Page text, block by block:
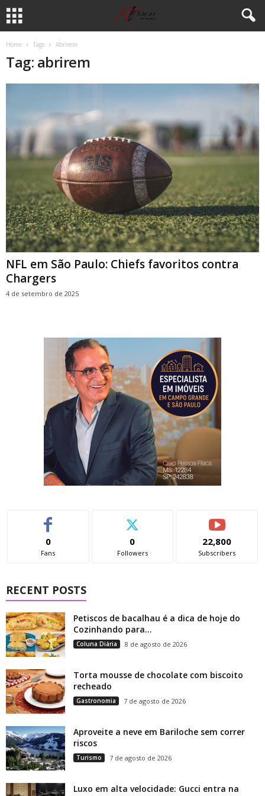
Home Tags Abrirem
Tag: abrirem
NFL em São Paulo: Chiefs favoritos contra
Chargers
4 de setembro de 2025
0
Fans
0
Followers
22,800
Subscribers
RECENT POSTS
Petiscos de bacalhau é a dica de hoje do
Cozinhando para...
Coluna Diária 8 de agosto de 2026
Torta mousse de chocolate com biscoito
recheado
Gastronomia 7 de agosto de 2026
Aproveite a neve em Bariloche sem correr
riscos
Turismo 7 de agosto de 2026
Luxo em alta velocidade: Gucci entra na